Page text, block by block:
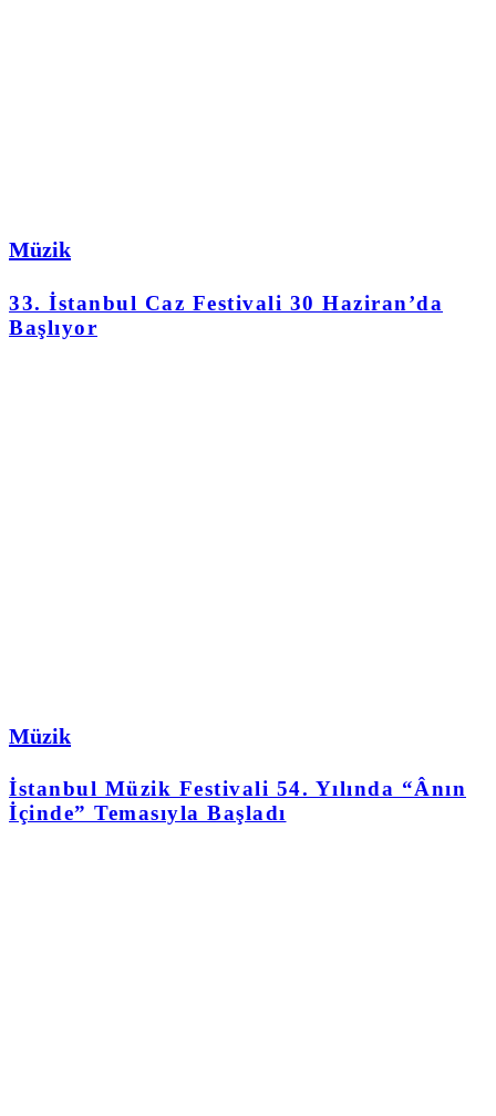
Müzik
33. İstanbul Caz Festivali 30 Haziran’da
Başlıyor
Müzik
İstanbul Müzik Festivali 54. Yılında “Ânın
İçinde” Temasıyla Başladı